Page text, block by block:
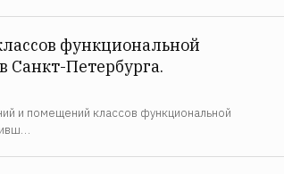
функциональной
Санкт-Петербурга.
и помещений классов функциональной